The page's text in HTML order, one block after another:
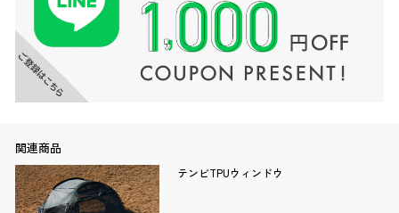
関連商品
テンビTPUウィンドウ